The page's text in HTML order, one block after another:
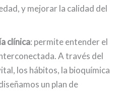
y mejorar la calidad del
clínica: permite entender el
A través del
los hábitos, la bioquímica
un plan de